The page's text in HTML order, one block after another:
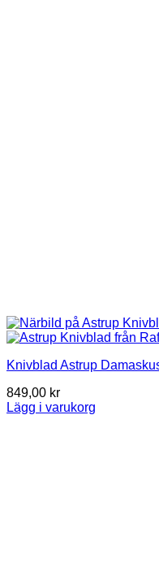
Knivblad Astrup
849,00 kr
Lägg i varukorg